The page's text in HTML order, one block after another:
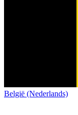
België (Nederlands)